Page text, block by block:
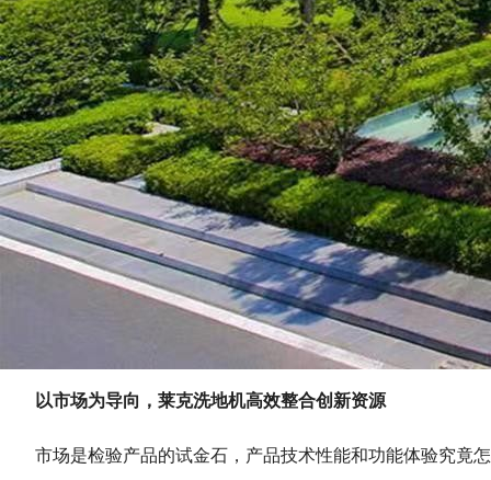
以市场为导向 ， 莱克洗地机高效整合创新资源
市场是检验产品的试金石，产品技术性能和功能体验究竟